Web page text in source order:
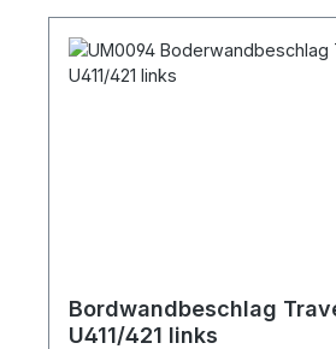
Bordwandbeschlag
U411/421 links